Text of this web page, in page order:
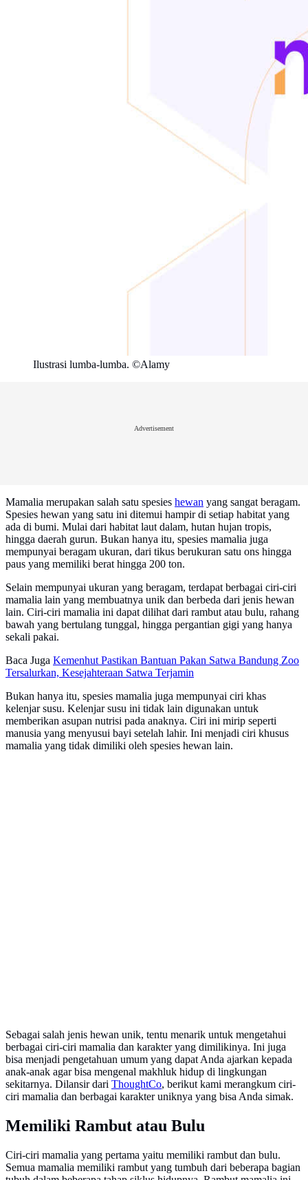
Ilustrasi lumba-lumba. ©Alamy
Advertisement
Mamalia merupakan salah satu spesies hewan yang sangat beragam.
Spesies hewan yang satu ini ditemui hampir di setiap habitat yang
ada di bumi. Mulai dari habitat laut dalam, hutan hujan tropis,
hingga daerah gurun. Bukan hanya itu, spesies mamalia juga
mempunyai beragam ukuran, dari tikus berukuran satu ons hingga
paus yang memiliki berat hingga 200 ton.
Selain mempunyai ukuran yang beragam, terdapat berbagai ciri-ciri
mamalia lain yang membuatnya unik dan berbeda dari jenis hewan
lain. Ciri-ciri mamalia ini dapat dilihat dari rambut atau bulu, rahang
bawah yang bertulang tunggal, hingga pergantian gigi yang hanya
sekali pakai.
Baca Juga Kemenhut Pastikan Bantuan Pakan Satwa Bandung Zoo
Tersalurkan, Kesejahteraan Satwa Terjamin
Bukan hanya itu, spesies mamalia juga mempunyai ciri khas
kelenjar susu. Kelenjar susu ini tidak lain digunakan untuk
memberikan asupan nutrisi pada anaknya. Ciri ini mirip seperti
manusia yang menyusui bayi setelah lahir. Ini menjadi ciri khusus
mamalia yang tidak dimiliki oleh spesies hewan lain.
Sebagai salah jenis hewan unik, tentu menarik untuk mengetahui
berbagai ciri-ciri mamalia dan karakter yang dimilikinya. Ini juga
bisa menjadi pengetahuan umum yang dapat Anda ajarkan kepada
anak-anak agar bisa mengenal makhluk hidup di lingkungan
sekitarnya. Dilansir dari ThoughtCo, berikut kami merangkum ciri-
ciri mamalia dan berbagai karakter uniknya yang bisa Anda simak.
Memiliki Rambut atau Bulu
Ciri-ciri mamalia yang pertama yaitu memiliki rambut dan bulu.
Semua mamalia memiliki rambut yang tumbuh dari beberapa bagian